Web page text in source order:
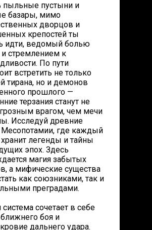
пыльные пустыни и
базары, мимо
дворцов и
крепостей ты
идти, ведомый болью
и стремлением к
По пути
встретить не только
тирана, но и демонов
прошлого —
терзания станут не
врагом, чем мечи
Исследуй древние
Месопотамии, где каждый
легенды и тайны
эпох. Здесь
магия забытых
а мифические существа
как союзниками, так и
преградами.
сочетает в себе
боя и
дальнего удара.